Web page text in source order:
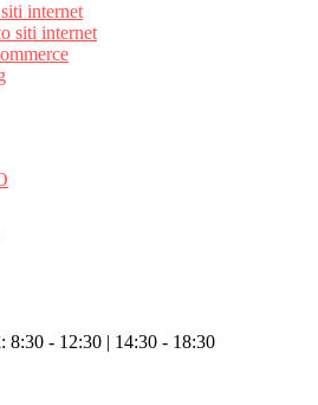
internet
siti internet
8:30 - 12:30 | 14:30 - 18:30